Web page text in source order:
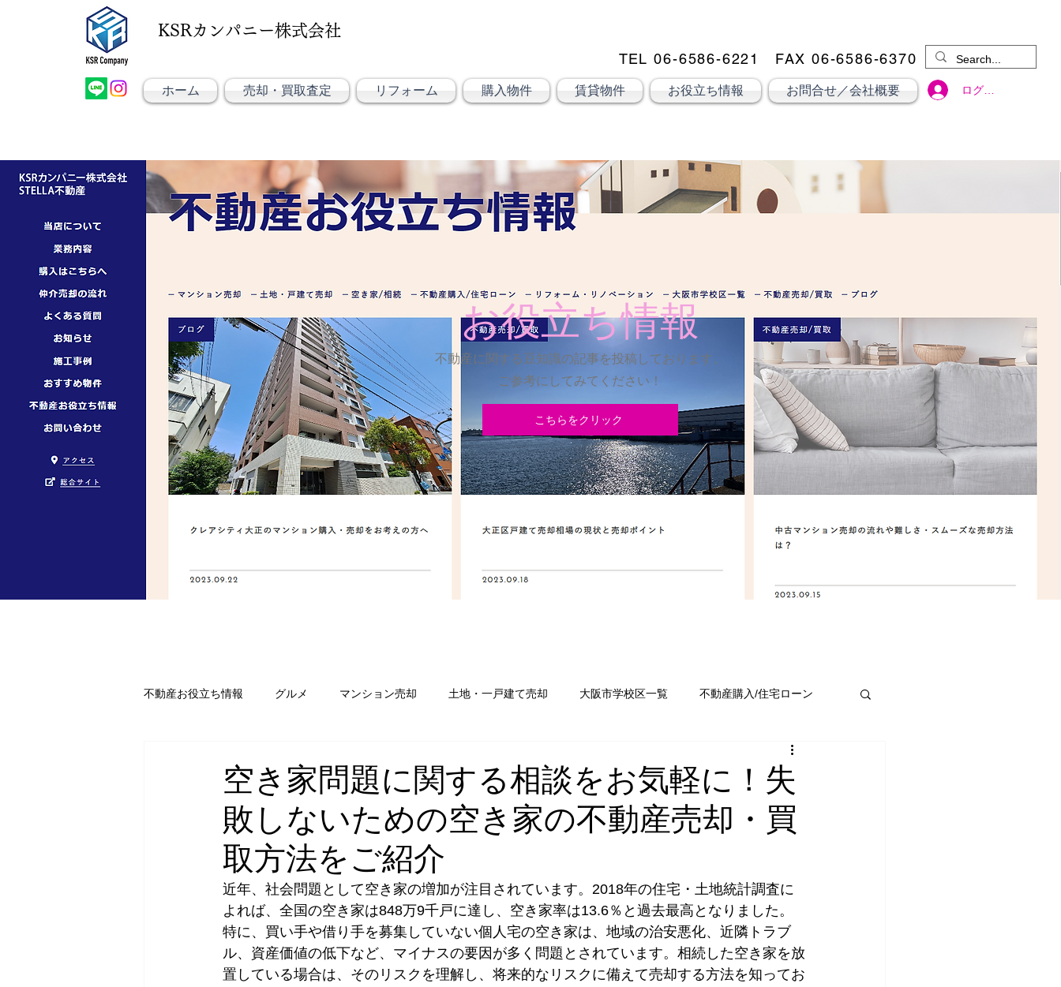
KSRカンパニー株式会社
TEL 06-6586-6221 ​ FAX 06-6586-6370
ホーム 売却・買取査定 リフォーム 購入物件 賃貸物件 お役立ち情報 お問合せ／会社概要 ログイン
お役立ち情報
不動産に関する豆知識の記事を投稿しております。
​ご参考にしてみてください！
こちらをクリック
不動産お役立ち情報 グルメ マンション売却 土地・一戸建て売却 大阪市学校区一覧 不動産購入/住宅ローン
空き家問題に関する相談をお気軽に！失
敗しないための空き家の不動産売却・買
取方法をご紹介
近年、社会問題として空き家の増加が注目されています。2018年の住宅・土地統計調査に
よれば、全国の空き家は848万9千戸に達し、空き家率は13.6％と過去最高となりました。
特に、買い手や借り手を募集していない個人宅の空き家は、地域の治安悪化、近隣トラブ
ル、資産価値の低下など、マイナスの要因が多く問題とされています。相続した空き家を放
置している場合は、そのリスクを理解し、将来的なリスクに備えて売却する方法を知ってお